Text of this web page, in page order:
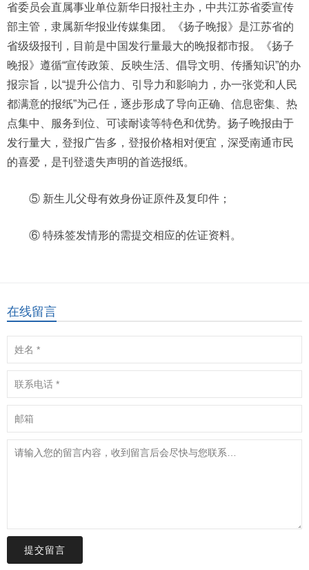
省委员会直属事业单位新华日报社主办，中共江苏省委宣传
部主管，隶属新华报业传媒集团。《扬子晚报》是江苏省的
省级级报刊，目前是中国发行量最大的晚报都市报。《扬子
晚报》遵循“宣传政策、反映生活、倡导文明、传播知识”的办
报宗旨，以“提升公信力、引导力和影响力，办一张党和人民
都满意的报纸”为己任，逐步形成了导向正确、信息密集、热
点集中、服务到位、可读耐读等特色和优势。扬子晚报由于
发行量大，登报广告多，登报价格相对便宜，深受南通市民
的喜爱，是刊登遗失声明的首选报纸。
⑤ 新生儿父母有效身份证原件及复印件；
⑥ 特殊签发情形的需提交相应的佐证资料。
在线留言
提交留言